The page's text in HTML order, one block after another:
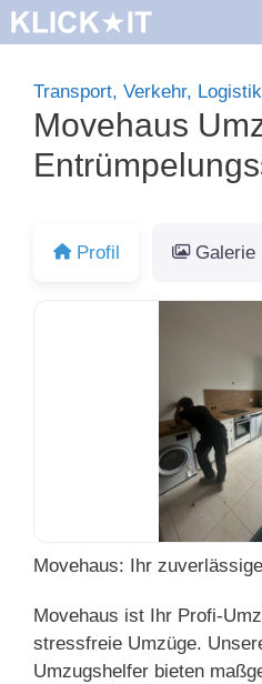
Zum
Inhalt
Transport, Verkehr, Logistik
Movehaus
Profil Galerie
Movehaus: Ihr
Movehaus ist Ihr Profi-
stressfreie Umzüge.
Umzugshelfer bieten